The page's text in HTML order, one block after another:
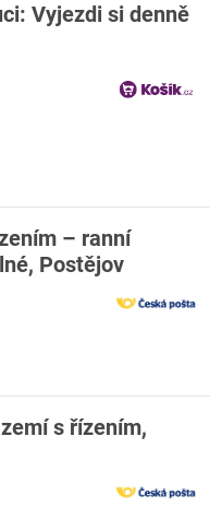
Vyjezdi si denně
– ranní
Postějov
s řízením,